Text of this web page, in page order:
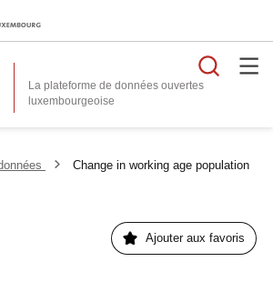
La plateforme de données ouvertes
Change in working age population
Ajouter aux favoris